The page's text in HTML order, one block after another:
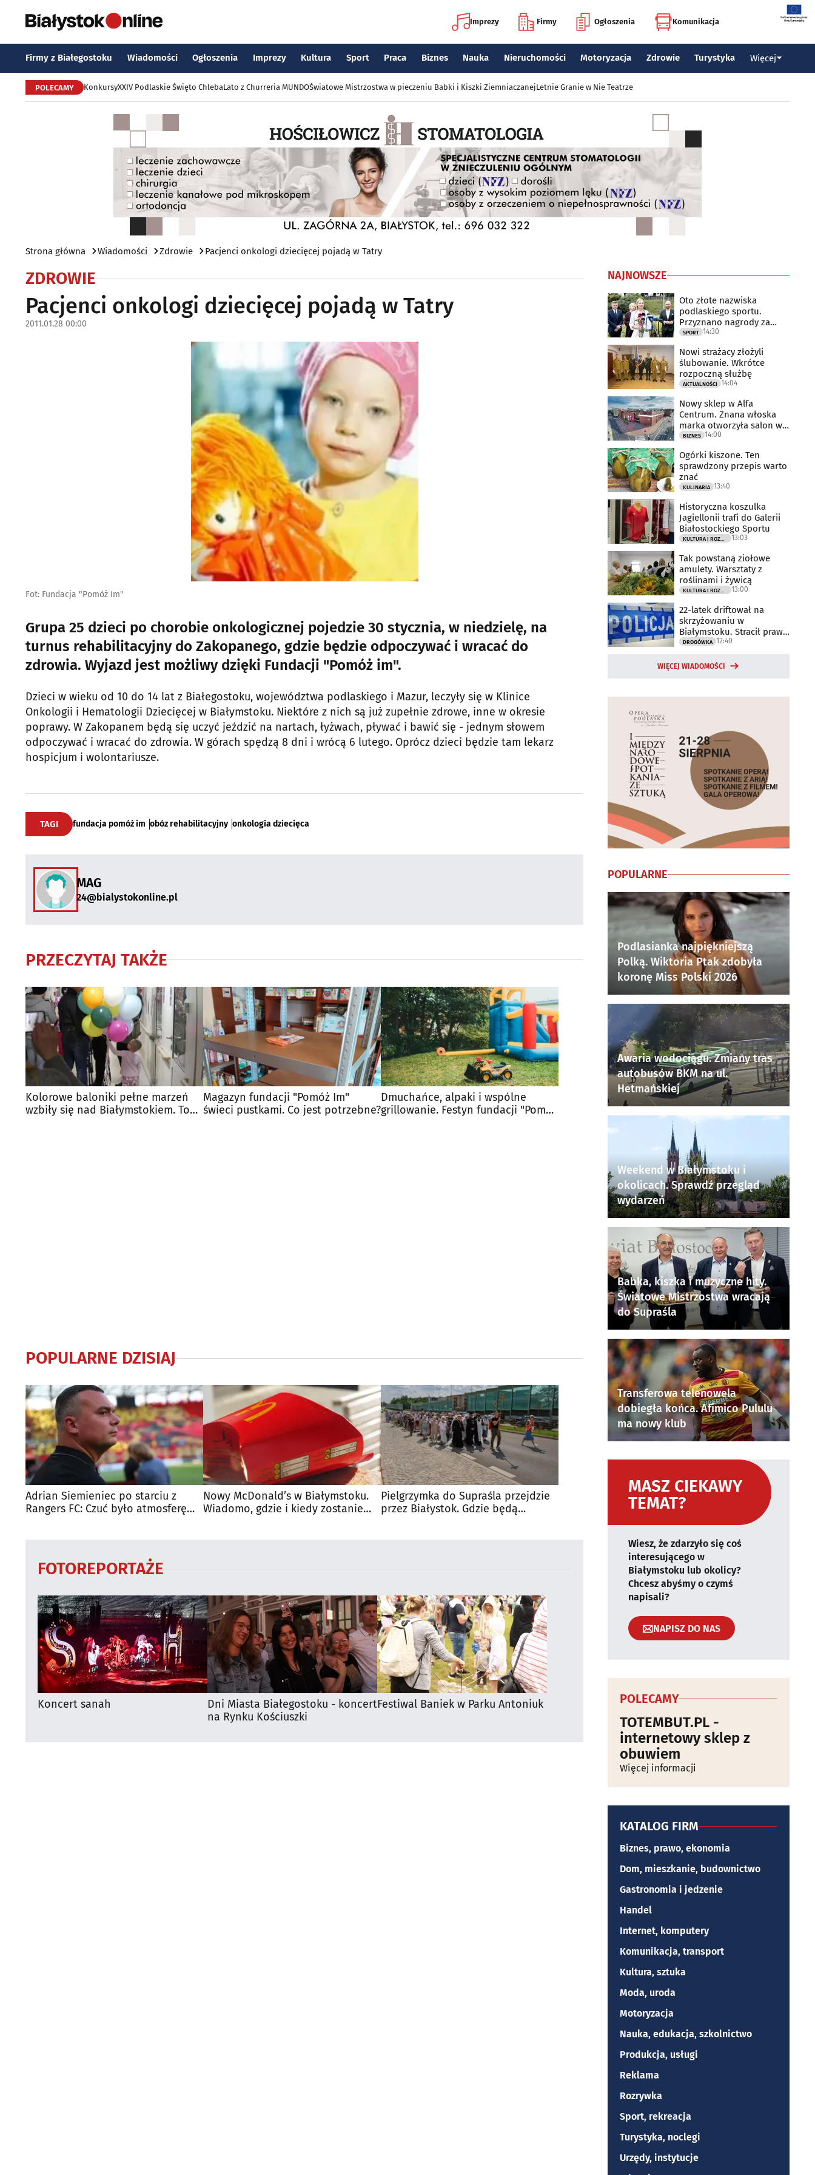
Imprezy Firmy Ogłoszenia Komunikacja
Firmy z Białegostoku Wiadomości Ogłoszenia Imprezy Kultura Sport Praca Biznes Nauka Nieruchomości Motoryzacja Zdrowie Turystyka Więcej
POLECAMY KonkursyXXIV Podlaskie Święto ChlebaLato z Churreria MUNDOŚwiatowe Mistrzostwa w pieczeniu Babki i Kiszki ZiemniaczanejLetnie Granie w Nie Teatrze
Strona główna Wiadomości Zdrowie Pacjenci onkologi dziecięcej pojadą w Tatry
ZDROWIE
Pacjenci onkologi dziecięcej pojadą w Tatry
2011.01.28 00:00
Fot: Fundacja "Pomóż Im"
Grupa 25 dzieci po chorobie onkologicznej pojedzie 30 stycznia, w niedzielę, na
turnus rehabilitacyjny do Zakopanego, gdzie będzie odpoczywać i wracać do
zdrowia. Wyjazd jest możliwy dzięki Fundacji "Pomóż im".
Dzieci w wieku od 10 do 14 lat z Białegostoku, województwa podlaskiego i Mazur, leczyły się w Klinice
Onkologii i Hematologii Dziecięcej w Białymstoku. Niektóre z nich są już zupełnie zdrowe, inne w okresie
poprawy. W Zakopanem będą się uczyć jeździć na nartach, łyżwach, pływać i bawić się - jednym słowem
odpoczywać i wracać do zdrowia. W górach spędzą 8 dni i wrócą 6 lutego. Oprócz dzieci będzie tam lekarz
hospicjum i wolontariusze.
TAGI fundacja pomóż im obóz rehabilitacyjny onkologia dziecięca
MAG
24@bialystokonline.pl
PRZECZYTAJ TAKŻE
Kolorowe baloniki pełne marzeń
wzbiły się nad Białymstokiem. To
Magazyn fundacji "Pomóż Im"
świeci pustkami. Co jest potrzebne?
Dmuchańce, alpaki i wspólne
grillowanie. Festyn fundacji "Pomóż
POPULARNE DZISIAJ
Adrian Siemieniec po starciu z
Rangers FC: Czuć było atmosferę
Nowy McDonald’s w Białymstoku.
Wiadomo, gdzie i kiedy zostanie
Pielgrzymka do Supraśla przejdzie
przez Białystok. Gdzie będą
FOTOREPORTAŻE
Koncert sanah
Dni Miasta Białegostoku - koncert
na Rynku Kościuszki
Festiwal Baniek w Parku Antoniuk
NAJNOWSZE
Oto złote nazwiska
podlaskiego sportu.
Przyznano nagrody za
2025 rok
SPORT 14:30
Nowi strażacy złożyli
ślubowanie. Wkrótce
rozpoczną służbę
AKTUALNOŚCI 14:04
Nowy sklep w Alfa
Centrum. Znana włoska
marka otworzyła salon w
Białymstoku
BIZNES 14:00
Ogórki kiszone. Ten
sprawdzony przepis warto
znać
KULINARIA 13:40
Historyczna koszulka
Jagiellonii trafi do Galerii
Białostockiego Sportu
13:03
Tak powstaną ziołowe
amulety. Warsztaty z
roślinami i żywicą
13:00
22-latek driftował na
skrzyżowaniu w
Białymstoku. Stracił prawo
jazdy
DROGÓWKA 12:40
WIĘCEJ WIADOMOŚCI
POPULARNE
Podlasianka najpiękniejszą
Polką. Wiktoria Ptak zdobyła
koronę Miss Polski 2026
Awaria wodociągu. Zmiany tras
autobusów BKM na ul.
Hetmańskiej
Weekend w Białymstoku i
okolicach. Sprawdź przegląd
wydarzeń
Babka, kiszka i muzyczne hity.
Światowe Mistrzostwa wracają
do Supraśla
Transferowa telenowela
dobiegła końca. Afimico Pululu
ma nowy klub
MASZ CIEKAWY
TEMAT?
Wiesz, że zdarzyło się coś
interesującego w
Białymstoku lub okolicy?
Chcesz abyśmy o czymś
napisali?
NAPISZ DO NAS
POLECAMY
TOTEMBUT.PL -
internetowy sklep z
obuwiem
Więcej informacji
KATALOG FIRM
Biznes, prawo, ekonomia
Dom, mieszkanie, budownictwo
Gastronomia i jedzenie
Handel
Internet, komputery
Komunikacja, transport
Kultura, sztuka
Moda, uroda
Motoryzacja
Nauka, edukacja, szkolnictwo
Produkcja, usługi
Reklama
Rozrywka
Sport, rekreacja
Turystyka, noclegi
Urzędy, instytucje